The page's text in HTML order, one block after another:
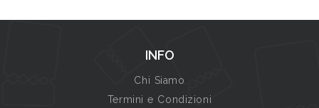
INFO
Chi Siamo
Termini e Condizioni